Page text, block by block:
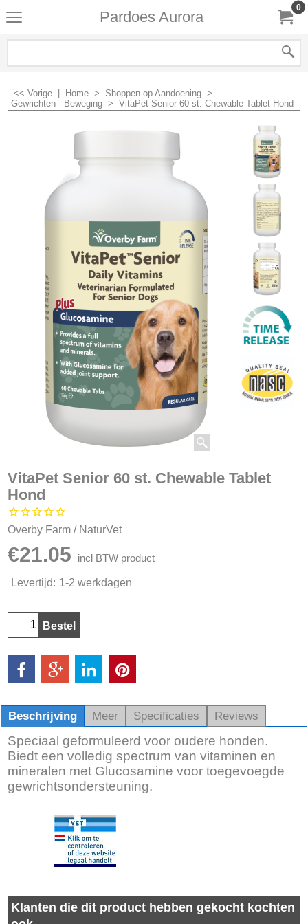
Pardoes Aurora
0
<< Vorige Home > Shoppen op Aandoening >
Gewrichten - Beweging > VitaPet Senior 60 st. Chewable Tablet Hond
VitaPet Senior 60 st. Chewable Tablet
Hond
Overby Farm / NaturVet
€21.05 incl BTW product
Levertijd: 1-2 werkdagen
Bestel
Beschrijving Meer Specificaties Reviews
Speciaal geformuleerd voor oudere honden.
Biedt een volledig spectrum van vitaminen en
mineralen met Glucosamine voor toegevoegde
gewrichtsondersteuning.
Klanten die dit product hebben gekocht kochten